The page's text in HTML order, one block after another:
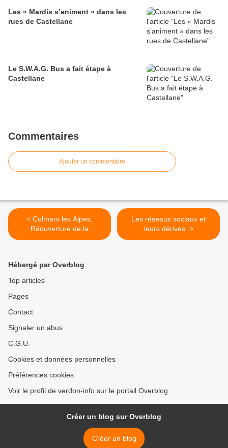
Les « Mardis s’animent » dans les
rues de Castellane
Le S.W.A.G. Bus a fait étape à
Castellane
Commentaires
Ajouter un commentaire
< Colmars les Alpes,
Réouverture de la
Boucherie Charcuterie.
Les réseaux sociaux et
leurs dérives >
Hébergé par Overblog
Top articles
Pages
Contact
Signaler un abus
C.G.U.
Cookies et données personnelles
Préférences cookies
Voir le profil de verdon-info sur le portail Overblog
Créer un blog sur Overblog
Créer un blog